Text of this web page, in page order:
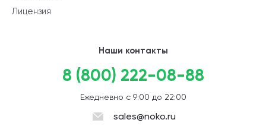
Лицензия
Наши контакты
8 (800) 222-08-88
Ежедневно с 9:00 до 22:00
sales@noko.ru